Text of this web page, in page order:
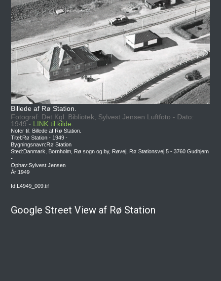
Billede af Rø Station.
Fotograf: Det Kgl. Bibliotek, Sylvest Jensen Luftfoto - Dato:
1949 - LINK til kilde.
Noter til: Billede af Rø Station.
Titel:Rø Station - 1949 -
Bygningsnavn:Rø Station
Sted:Danmark, Bornholm, Rø sogn og by, Røvej, Rø Stationsvej 5 - 3760 Gudhjem
-
Ophav:Sylvest Jensen
År:1949
Id:L4949_009.tif
Google Street View af Rø Station